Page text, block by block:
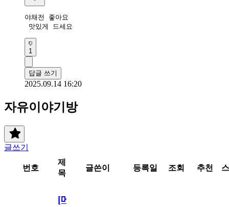
야채전 좋아요
맛있게 드세요
1
답글 쓰기
2025.09.14 16:20
자유이야기방
글쓰기
번호
제
목
글쓴이 등록일 조회 추천
[메